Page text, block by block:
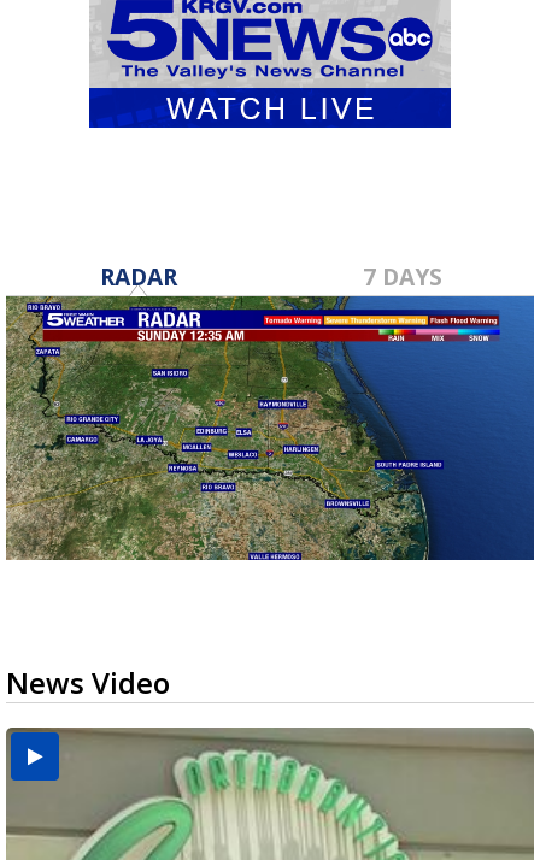
RADAR 7 DAYS
News Video